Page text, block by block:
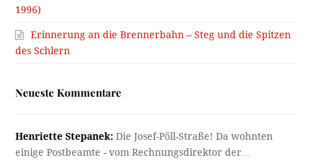
1996)
Erinnerung an die Brennerbahn – Steg und die Spitzen
des Schlern
Neueste Kommentare
Henriette Stepanek: Die Josef-Pöll-Straße! Da wohnten
einige Postbeamte - vom Rechnungsdirektor der…